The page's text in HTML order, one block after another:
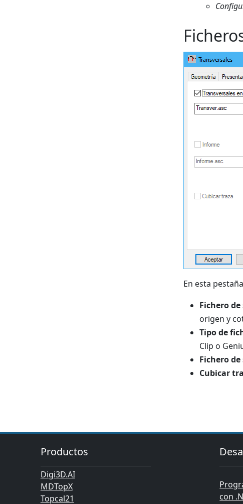
En esta
Fichero de
origen y
Tipo de
Clip o
Fichero
Cubicar
Productos
Digi3D.AI
MDTopX
Topcal21
con